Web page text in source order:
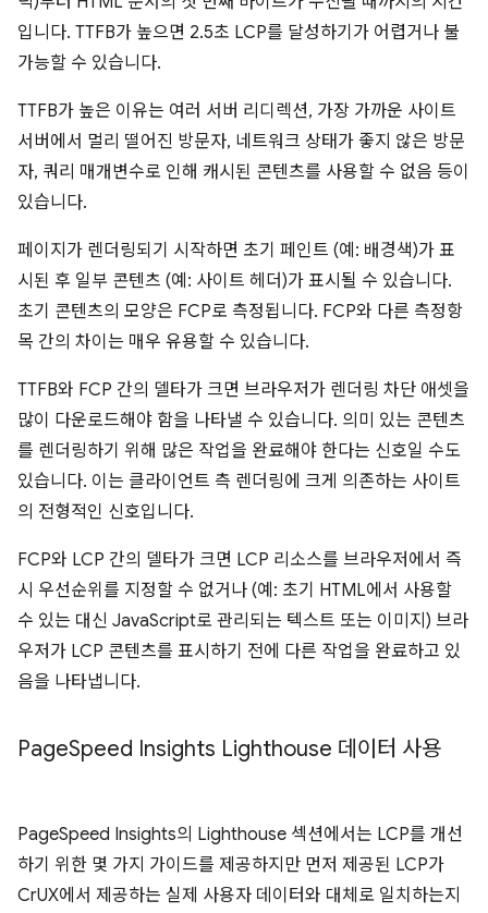
입니다. TTFB가 높으면 2.5초 LCP를 달성하기가 어렵거나 불
가능할 수 있습니다.
TTFB가 높은 이유는 여러 서버 리디렉션, 가장 가까운 사이트
서버에서 멀리 떨어진 방문자, 네트워크 상태가 좋지 않은 방문
자, 쿼리 매개변수로 인해 캐시된 콘텐츠를 사용할 수 없음 등이
있습니다.
페이지가 렌더링되기 시작하면 초기 페인트 (예: 배경색)가 표
시된 후 일부 콘텐츠 (예: 사이트 헤더)가 표시될 수 있습니다.
초기 콘텐츠의 모양은 FCP로 측정됩니다. FCP와 다른 측정항
목 간의 차이는 매우 유용할 수 있습니다.
TTFB와 FCP 간의 델타가 크면 브라우저가 렌더링 차단 애셋을
많이 다운로드해야 함을 나타낼 수 있습니다. 의미 있는 콘텐츠
를 렌더링하기 위해 많은 작업을 완료해야 한다는 신호일 수도
있습니다. 이는 클라이언트 측 렌더링에 크게 의존하는 사이트
의 전형적인 신호입니다.
FCP와 LCP 간의 델타가 크면 LCP 리소스를 브라우저에서 즉
시 우선순위를 지정할 수 없거나 (예: 초기 HTML에서 사용할
수 있는 대신 JavaScript로 관리되는 텍스트 또는 이미지) 브라
우저가 LCP 콘텐츠를 표시하기 전에 다른 작업을 완료하고 있
음을 나타냅니다.
PageSpeed Insights Lighthouse 데이터 사용
PageSpeed Insights의 Lighthouse 섹션에서는 LCP를 개선
하기 위한 몇 가지 가이드를 제공하지만 먼저 제공된 LCP가
CrUX에서 제공하는 실제 사용자 데이터와 대체로 일치하는지